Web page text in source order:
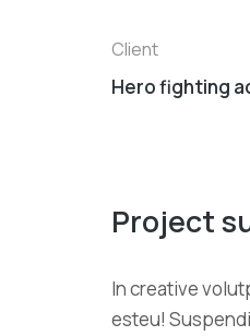
Client
Hero fighting
Project
In creative
esteu!